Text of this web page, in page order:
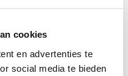
cookies
en advertenties te
social media te bieden